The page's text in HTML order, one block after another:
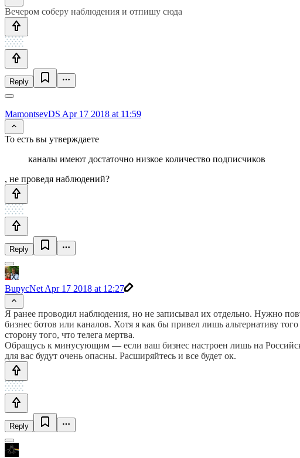
Вечером соберу наблюдения и отпишу сюда
Reply
MamontsevDS Apr 17 2018 at 11:59
То есть вы утверждаете
каналы имеют достаточно низкое количество подписчиков
, не проведя наблюдений?
Reply
BupycNet Apr 17 2018 at 12:27
Я ранее проводил наблюдения, но не записывал их отдельно. Нужно
бизнес ботов или каналов. Хотя я как бы привел лишь альтернативу
сторону того, что телега мертва.
Обращусь к минусующим — если ваш бизнес настроен лишь на
для вас будут очень опасны. Расширяйтесь и все будет ок.
Reply